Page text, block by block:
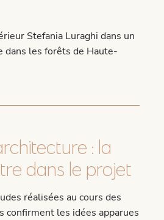
: la
dans le projet
réalisées au cours des
confirment les idées apparues